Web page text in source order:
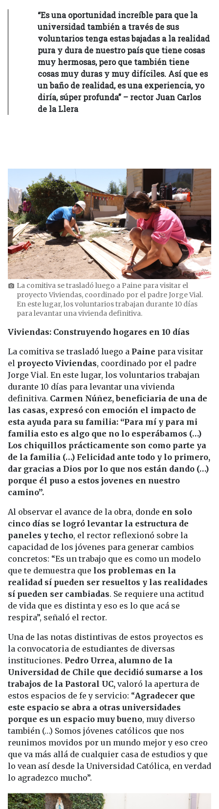
“Es una oportunidad increíble para que la
universidad también a través de sus
voluntarios tenga estas bajadas a la realidad
pura y dura de nuestro país que tiene cosas
muy hermosas, pero que también tiene
cosas muy duras y muy difíciles. Así que es
un baño de realidad, es una experiencia, yo
diría, súper profunda” – rector Juan Carlos
de la Llera
photo_camera La comitiva se trasladó luego a Paine para visitar el
proyecto Viviendas, coordinado por el padre Jorge Vial.
En este lugar, los voluntarios trabajan durante 10 días
para levantar una vivienda definitiva.
Viviendas: Construyendo hogares en 10 días
La comitiva se trasladó luego a Paine para visitar
el proyecto Viviendas, coordinado por el padre
Jorge Vial. En este lugar, los voluntarios trabajan
durante 10 días para levantar una vivienda
definitiva. Carmen Núñez, beneficiaria de una de
las casas, expresó con emoción el impacto de
esta ayuda para su familia: “Para mí y para mi
familia esto es algo que no lo esperábamos (…)
Los chiquillos prácticamente son como parte ya
de la familia (…) Felicidad ante todo y lo primero,
dar gracias a Dios por lo que nos están dando (…)
porque él puso a estos jovenes en nuestro
camino”.
Al observar el avance de la obra, donde en solo
cinco días se logró levantar la estructura de
paneles y techo, el rector reflexionó sobre la
capacidad de los jóvenes para generar cambios
concretos: “Es un trabajo que es como un modelo
que te demuestra que los problemas en la
realidad sí pueden ser resueltos y las realidades
sí pueden ser cambiadas. Se requiere una actitud
de vida que es distinta y eso es lo que acá se
respira”, señaló el rector.
Una de las notas distintivas de estos proyectos es
la convocatoria de estudiantes de diversas
instituciones. Pedro Urrea, alumno de la
Universidad de Chile que decidió sumarse a los
trabajos de la Pastoral UC, valoró la apertura de
estos espacios de fe y servicio: “Agradecer que
este espacio se abra a otras universidades
porque es un espacio muy bueno, muy diverso
también (…) Somos jóvenes católicos que nos
reunimos movidos por un mundo mejor y eso creo
que va más allá de cualquier casa de estudios y que
lo vean así desde la Universidad Católica, en verdad
lo agradezco mucho”.